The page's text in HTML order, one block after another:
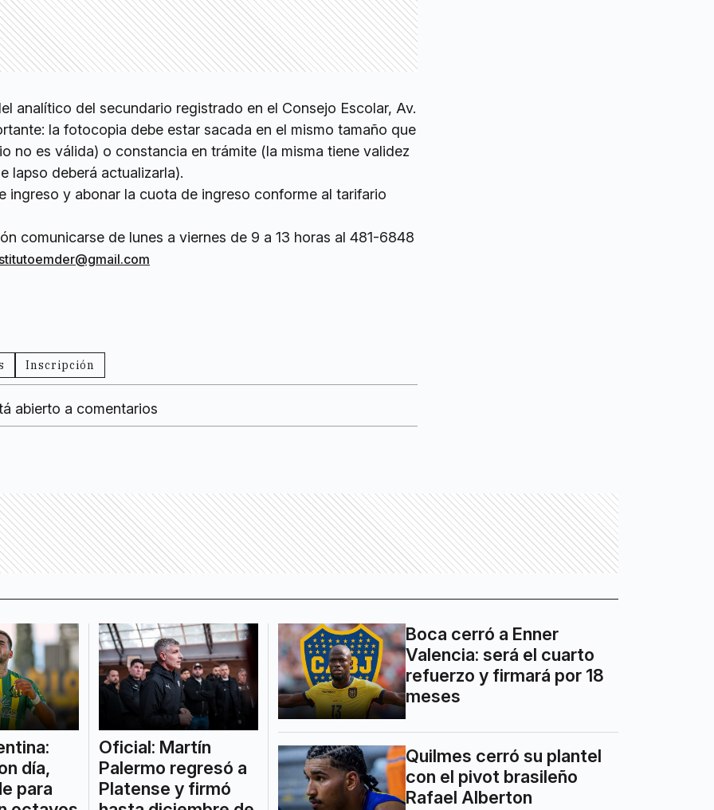
analítico del secundario registrado en el Consejo Escolar, Av.
la fotocopia debe estar sacada en el mismo tamaño que
no es válida) o constancia en trámite (la misma tiene validez
lapso deberá actualizarla).
ingreso y abonar la cuota de ingreso conforme al tarifario
comunicarse de lunes a viernes de 9 a 13 horas al 481-6848
Inscripción
abierto a comentarios
día,
para
Oficial: Martín
Palermo regresó a
Platense y firmó
Boca cerró a Enner
Valencia: será el cuarto
refuerzo y firmará por 18
meses
Quilmes cerró su plantel
con el pivot brasileño
Rafael Alberton